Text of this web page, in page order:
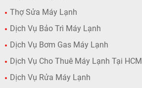
Thợ Sửa Máy Lạnh
Dịch Vụ Bảo Trì Máy Lạnh
Dịch Vụ Bơm Gas Máy Lạnh
Dịch Vụ Cho Thuê Máy Lạnh Tại HCM
Dịch Vụ Rửa Máy Lạnh